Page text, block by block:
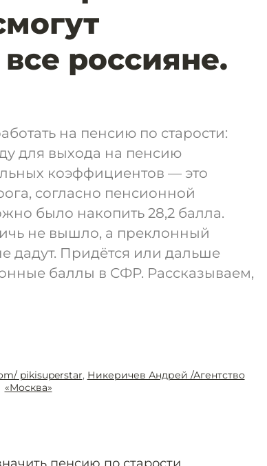
россияне.
на пенсию по старости:
для выхода на пенсию
коэффициентов — это
согласно пенсионной
было накопить 28,2 балла.
не вышло, а преклонный
дадут. Придётся или дальше
баллы в СФР. Рассказываем,
pikisuperstar, Никеричев Андрей /Агентство
«Москва»